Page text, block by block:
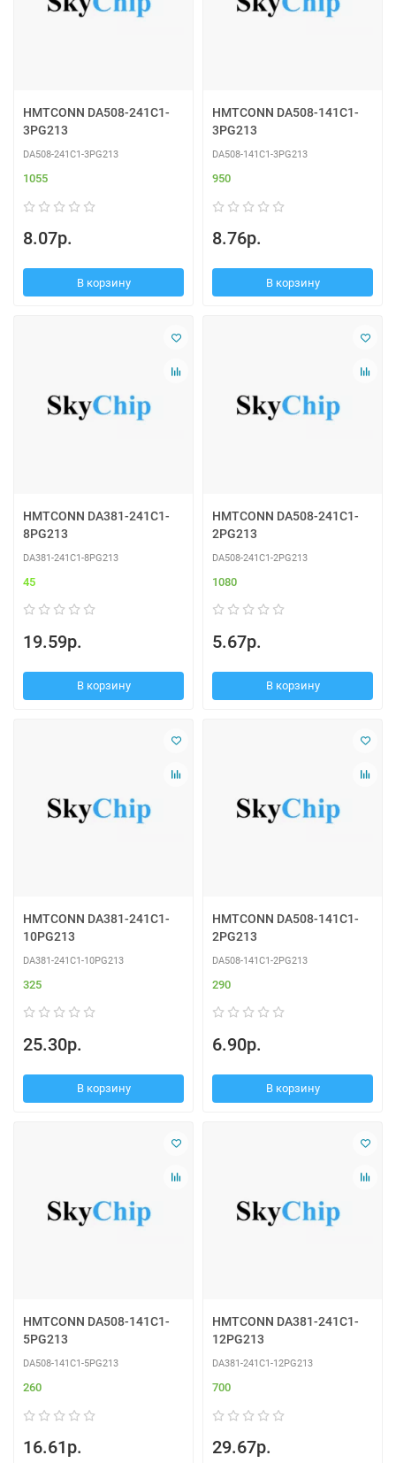
HMTCONN DA508-241C1-
3PG213
DA508-241C1-3PG213
1055
8.07р.
В корзину
HMTCONN DA508-141C1-
3PG213
DA508-141C1-3PG213
950
8.76р.
В корзину
HMTCONN DA381-241C1-
8PG213
DA381-241C1-8PG213
45
19.59р.
В корзину
HMTCONN DA508-241C1-
2PG213
DA508-241C1-2PG213
1080
5.67р.
В корзину
HMTCONN DA381-241C1-
10PG213
DA381-241C1-10PG213
325
25.30р.
В корзину
HMTCONN DA508-141C1-
2PG213
DA508-141C1-2PG213
290
6.90р.
В корзину
HMTCONN DA508-141C1-
5PG213
DA508-141C1-5PG213
260
16.61р.
HMTCONN DA381-241C1-
12PG213
DA381-241C1-12PG213
700
29.67р.